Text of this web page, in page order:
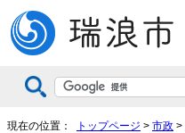
現在の位置： トップページ > 市政 >